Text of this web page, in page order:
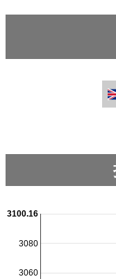
3060
3080
3100.16